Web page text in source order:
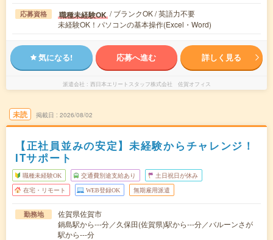
応募資格 職種未経験OK / ブランクOK / 英語力不要
未経験OK！パソコンの基本操作(Excel・Word)
気になる! 応募へ進む 詳しく見る
派遣会社 西日本エリートスタッフ株式会社 佐賀オフィス
未読 掲載日 2026/08/02
【正社員並みの安定】未経験からチャレンジ！
ITサポート
職種未経験OK 交通費別途支給あり 土日祝日が休み
在宅・リモート WEB登録OK 無期雇用派遣
勤務地
佐賀県佐賀市
鍋島駅から---分／久保田(佐賀県)駅から---分／バルーンさが
駅から---分